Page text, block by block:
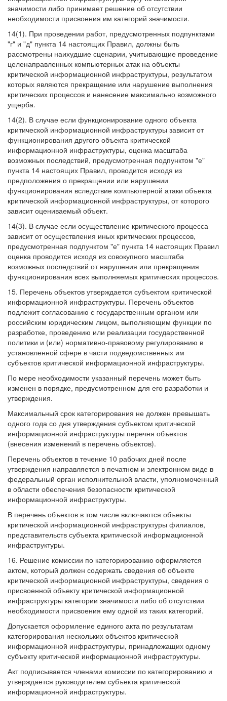
значимости либо принимает решение об отсутствии
необходимости присвоения им категорий значимости.
14(1). При проведении работ, предусмотренных подпунктами
"г" и "д" пункта 14 настоящих Правил, должны быть
рассмотрены наихудшие сценарии, учитывающие проведение
целенаправленных компьютерных атак на объекты
критической информационной инфраструктуры, результатом
которых являются прекращение или нарушение выполнения
критических процессов и нанесение максимально возможного
ущерба.
14(2). В случае если функционирование одного объекта
критической информационной инфраструктуры зависит от
функционирования другого объекта критической
информационной инфраструктуры, оценка масштаба
возможных последствий, предусмотренная подпунктом "е"
пункта 14 настоящих Правил, проводится исходя из
предположения о прекращении или нарушении
функционирования вследствие компьютерной атаки объекта
критической информационной инфраструктуры, от которого
зависит оцениваемый объект.
14(3). В случае если осуществление критического процесса
зависит от осуществления иных критических процессов,
предусмотренная подпунктом "е" пункта 14 настоящих Правил
оценка проводится исходя из совокупного масштаба
возможных последствий от нарушения или прекращения
функционирования всех выполняемых критических процессов.
15. Перечень объектов утверждается субъектом критической
информационной инфраструктуры. Перечень объектов
подлежит согласованию с государственным органом или
российским юридическим лицом, выполняющим функции по
разработке, проведению или реализации государственной
политики и (или) нормативно-правовому регулированию в
установленной сфере в части подведомственных им
субъектов критической информационной инфраструктуры.
По мере необходимости указанный перечень может быть
изменен в порядке, предусмотренном для его разработки и
утверждения.
Максимальный срок категорирования не должен превышать
одного года со дня утверждения субъектом критической
информационной инфраструктуры перечня объектов
(внесения изменений в перечень объектов).
Перечень объектов в течение 10 рабочих дней после
утверждения направляется в печатном и электронном виде в
федеральный орган исполнительной власти, уполномоченный
в области обеспечения безопасности критической
информационной инфраструктуры.
В перечень объектов в том числе включаются объекты
критической информационной инфраструктуры филиалов,
представительств субъекта критической информационной
инфраструктуры.
16. Решение комиссии по категорированию оформляется
актом, который должен содержать сведения об объекте
критической информационной инфраструктуры, сведения о
присвоенной объекту критической информационной
инфраструктуры категории значимости либо об отсутствии
необходимости присвоения ему одной из таких категорий.
Допускается оформление единого акта по результатам
категорирования нескольких объектов критической
информационной инфраструктуры, принадлежащих одному
субъекту критической информационной инфраструктуры.
Акт подписывается членами комиссии по категорированию и
утверждается руководителем субъекта критической
информационной инфраструктуры.